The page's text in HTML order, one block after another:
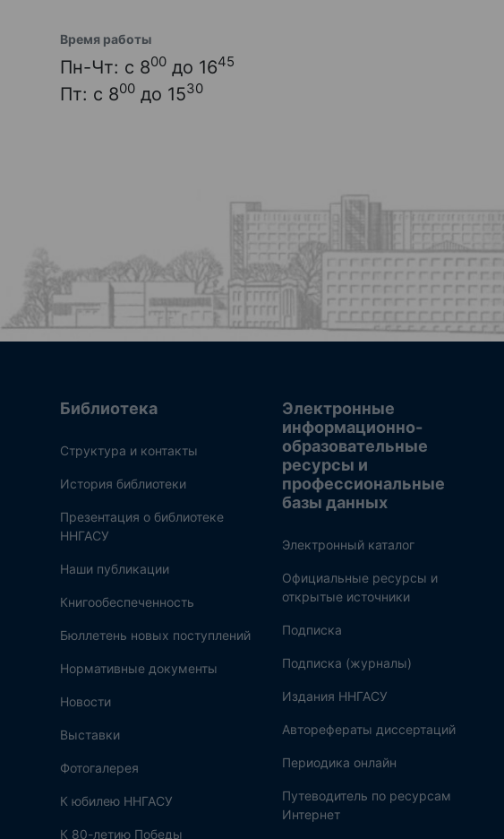
Время работы
Пн-Чт: с 800 до 1645
Пт: с 800 до 1530
Библиотека
Структура и контакты
История библиотеки
Презентация о библиотеке
ННГАСУ
Наши публикации
Книгообеспеченность
Бюллетень новых поступлений
Нормативные документы
Новости
Выставки
Фотогалерея
К юбилею ННГАСУ
К 80-летию Победы
Электронные
информационно-
образовательные
ресурсы и
профессиональные
базы данных
Электронный каталог
Официальные ресурсы и
открытые источники
Подписка
Подписка (журналы)
Издания ННГАСУ
Авторефераты диссертаций
Периодика онлайн
Путеводитель по ресурсам
Интернет